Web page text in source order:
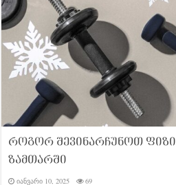
როგორ შევინარჩუნოთ
ზამთარში
იანვარი 10, 2025 69